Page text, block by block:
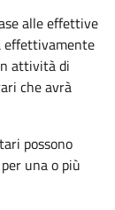
alle effettive
effettivamente
attività di
che avrà
possono
una o più